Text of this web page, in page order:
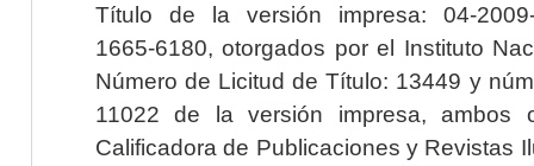
Título de la versión impresa: 04-2009-
1665-6180, otorgados por el Instituto
Número de Licitud de Título: 13449 y
11022 de la versión impresa, ambos
Calificadora de Publicaciones y Revistas